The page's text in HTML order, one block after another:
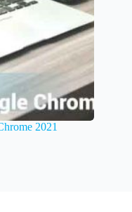
2021